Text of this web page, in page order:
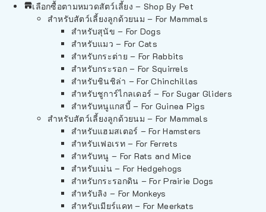
เลือกซื้อตามหมวดสัตว์เลี้ยง – Shop By Pet
สำหรับสัตว์เลี้ยงลูกด้วยนม – For Mammals
สำหรับสุนัข – For Dogs
สำหรับแมว – For Cats
สำหรับกระต่าย – For Rabbits
สำหรับกระรอก – For Squirrels
สำหรับชินชิล่า – For Chinchillas
สำหรับชูการ์ไกลเดอร์ – For Sugar Gliders
สำหรับหนูแกสบี้ – For Guinea Pigs
สำหรับสัตว์เลี้ยงลูกด้วยนม – For Mammals
สำหรับแฮมสเตอร์ – For Hamsters
สำหรับเฟอเรท – For Ferrets
สำหรับหนู – For Rats and Mice
สำหรับเม่น – For Hedgehogs
สำหรับกระรอกดิน – For Prairie Dogs
สำหรับลิง – For Monkeys
สำหรับเมียร์แคท – For Meerkats